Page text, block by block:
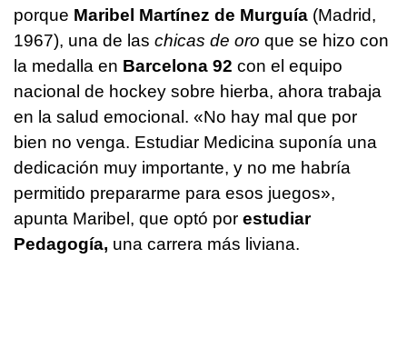
porque Maribel Martínez de Murguía (Madrid,
1967), una de las chicas de oro que se hizo con
la medalla en Barcelona 92 con el equipo
nacional de hockey sobre hierba, ahora trabaja
en la salud emocional. «No hay mal que por
bien no venga. Estudiar Medicina suponía una
dedicación muy importante, y no me habría
permitido prepararme para esos juegos»,
apunta Maribel, que optó por estudiar
Pedagogía, una carrera más liviana.